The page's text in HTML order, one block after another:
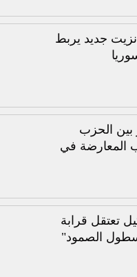
جديد يربط
بين الحزب
المعارضة في
تعتقل قرابة
الصمود"